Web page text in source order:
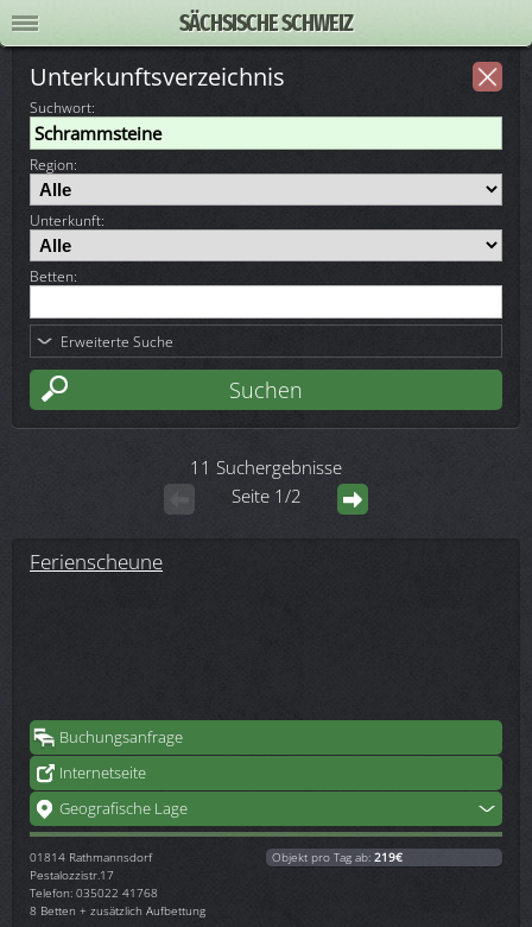
SÄCHSISCHE SCHWEIZ
Unterkunftsverzeichnis
Suchwort:
Region:
Unterkunft:
Betten:
Erweiterte Suche
11 Suchergebnisse
Seite 1/2
Ferienscheune
Buchungsanfrage
Internetseite
Geografische Lage
01814 Rathmannsdorf
Pestalozzistr.17
Telefon: 035022 41768
8 Betten + zusätzlich Aufbettung
Objekt pro Tag ab: 219€